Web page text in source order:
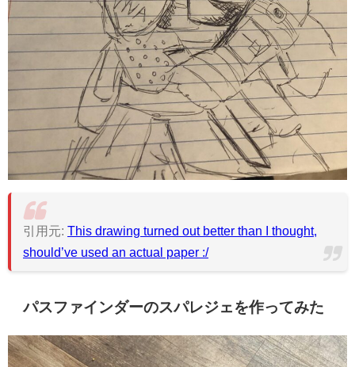
引用元: This drawing turned out better than I thought,
should’ve used an actual paper :/
パスファインダーのスパレジェを作ってみた